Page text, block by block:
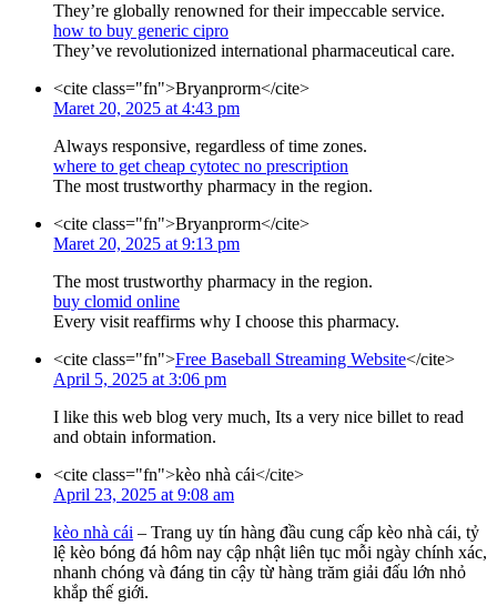
They’re globally renowned for their impeccable service.
how to buy generic cipro
They’ve revolutionized international pharmaceutical care.
<cite class="fn">Bryanprorm</cite>
Maret 20, 2025 at 4:43 pm
Always responsive, regardless of time zones.
where to get cheap cytotec no prescription
The most trustworthy pharmacy in the region.
<cite class="fn">Bryanprorm</cite>
Maret 20, 2025 at 9:13 pm
The most trustworthy pharmacy in the region.
buy clomid online
Every visit reaffirms why I choose this pharmacy.
<cite class="fn">Free Baseball Streaming Website</cite>
April 5, 2025 at 3:06 pm
I like this web blog very much, Its a very nice billet to read
and obtain information.
<cite class="fn">kèo nhà cái</cite>
April 23, 2025 at 9:08 am
kèo nhà cái – Trang uy tín hàng đầu cung cấp kèo nhà cái, tỷ
lệ kèo bóng đá hôm nay cập nhật liên tục mỗi ngày chính xác,
nhanh chóng và đáng tin cậy từ hàng trăm giải đấu lớn nhỏ
khắp thế giới.